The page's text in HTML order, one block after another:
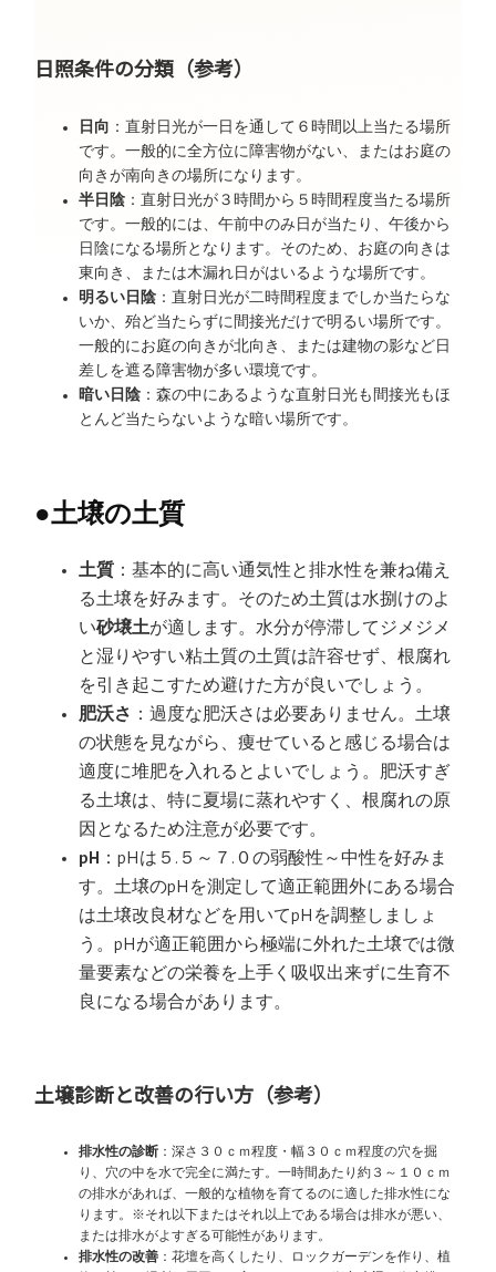
日照条件の分類（参考）
日向
：直射日光が一日を通して６時間以上当たる場所
です。一般的に全方位に障害物がない、またはお庭の
向きが南向きの場所になります。
半日陰 ：直射日光が３時間から５時間程度当たる場所
です。一般的には、午前中のみ日が当たり、午後から
日陰になる場所となります。そのため、お庭の向きは
東向き、または木漏れ日がはいるような場所です。
明るい日陰 ：直射日光が二時間程度までしか当たらな
いか、殆ど当たらずに間接光だけで明るい場所です。
一般的にお庭の向きが北向き、または建物の影など日
差しを遮る障害物が多い環境です。
暗い日陰 ：森の中にあるような直射日光も間接光もほ
とんど当たらないような暗い場所です。
●土壌の土質
土質 ：基本的に高い通気性と排水性を兼ね備え
る土壌を好みます。そのため土質は水捌けのよ
い砂壌土が適します。水分が停滞してジメジメ
と湿りやすい粘土質の土質は許容せず、根腐れ
を引き起こすため避けた方が良いでしょう。
肥沃さ ：過度な肥沃さは必要ありません。土壌
の状態を見ながら、痩せていると感じる場合は
適度に堆肥を入れるとよいでしょう。肥沃すぎ
る土壌は、特に夏場に蒸れやすく、根腐れの原
因となるため注意が必要です。
pH
：pHは５.５～７.０の弱酸性～中性を好みま
す。土壌のpHを測定して適正範囲外にある場合
は土壌改良材などを用いてpHを調整しましょ
う。pHが適正範囲から極端に外れた土壌では微
量要素などの栄養を上手く吸収出来ずに生育不
良になる場合があります。
土壌診断と改善の行い方（参考）
排水性の診断 ：深さ３０ｃｍ程度・幅３０ｃｍ程度の穴を掘
り、穴の中を水で完全に満たす。一時間あたり約３～１０ｃｍ
の排水があれば、一般的な植物を育てるのに適した排水性にな
ります。※それ以下またはそれ以上である場合は排水が悪い、
または排水がよすぎる可能性があります。
排水性の改善 ：花壇を高くしたり、ロックガーデンを作り、植